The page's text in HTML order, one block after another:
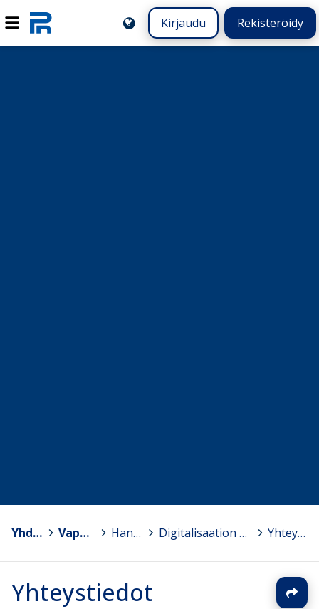
Kirjaudu Rekisteröidy
Yhdistykset > Vapaa Sivistystyö ry > Hankkeet > Digitalisaation hyödyntäminen vapaassa sivistystyössä > Yhteystiedot
Yhteystiedot